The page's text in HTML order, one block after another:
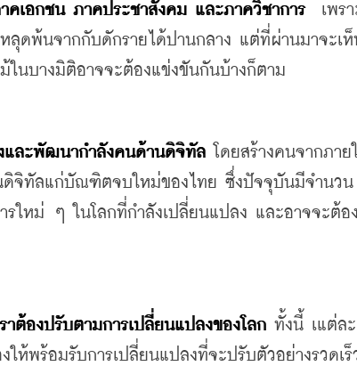
คเอกชน ภาคประชาสังคม และภาควิชาการ
เพร
ลุดพ้นจากกับดักรายได้ปานกลาง แต่ที่ผ่านมาจะเห็
นบางมิติอาจจะต้องแข่งขันกันบ้างก็ตาม
งและพัฒนากำลังคนด้านดิจิทัล
โดยสร้างคนจากภาย
ดิจิทัลแก่บัณฑิตจบใหม่ของไทย ซึ่งปัจจุบันมีจำนวน
รใหม่ ๆ ในโลกที่กำลังเปลี่ยนแปลง และอาจจะต้อ
ราต้องปรับตามการเปลี่ยนแปลงของโลก ทั้งนี้ เแต่ละ
ให้พร้อมรับการเปลี่ยนแปลงที่จะปรับตัวอย่างรวดเร็